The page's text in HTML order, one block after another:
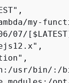
my-
07/
usr/bin/:/